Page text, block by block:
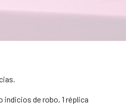
indicios de robo, 1 réplica